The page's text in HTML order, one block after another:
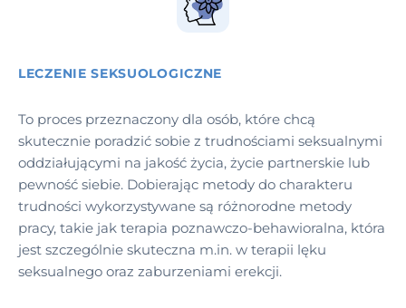
LECZENIE SEKSUOLOGICZNE
To proces przeznaczony dla osób, które chcą
skutecznie poradzić sobie z trudnościami seksualnymi
oddziałującymi na jakość życia, życie partnerskie lub
pewność siebie. Dobierając metody do charakteru
trudności wykorzystywane są różnorodne metody
pracy, takie jak terapia poznawczo-behawioralna, która
jest szczególnie skuteczna m.in. w terapii lęku
seksualnego oraz zaburzeniami erekcji.